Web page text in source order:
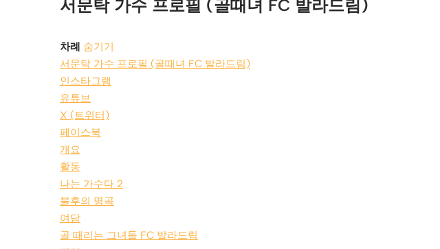
서문탁 가수 프로필 (골때녀 FC 발라드림)
차례 숨기기
서문탁 가수 프로필 (골때녀 FC 발라드림)
인스타그램
유튜브
X (트위터)
페이스북
개요
활동
나는 가수다 2
불후의 명곡
여담
골 때리는 그녀들 FC 발라드림